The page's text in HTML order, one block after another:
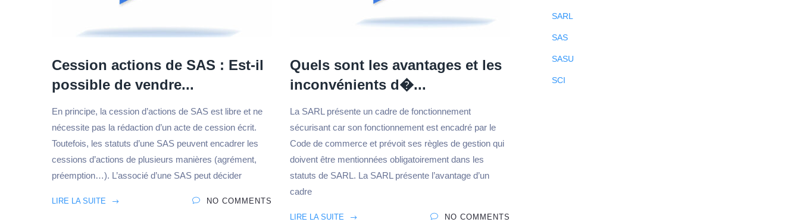
Cession actions de SAS : Est-il
possible de vendre...
En principe, la cession d’actions de SAS est libre et ne
nécessite pas la rédaction d’un acte de cession écrit.
Toutefois, les statuts d’une SAS peuvent encadrer les
cessions d’actions de plusieurs manières (agrément,
préemption…). L’associé d’une SAS peut décider
LIRE LA SUITE NO COMMENTS
Quels sont les avantages et les
inconvénients d�...
La SARL présente un cadre de fonctionnement
sécurisant car son fonctionnement est encadré par le
Code de commerce et prévoit ses règles de gestion qui
doivent être mentionnées obligatoirement dans les
statuts de SARL. La SARL présente l’avantage d’un
cadre
LIRE LA SUITE NO COMMENTS
SARL
SAS
SASU
SCI
Je crée ma SAS en formule Standard
🤩